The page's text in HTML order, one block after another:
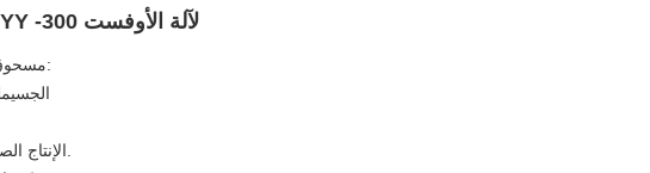
مسحوق بخاخ سيريس YY -300 لآلة الأوفست
مسحوق رذاذ سيريس ميزات ممتازة:
1.